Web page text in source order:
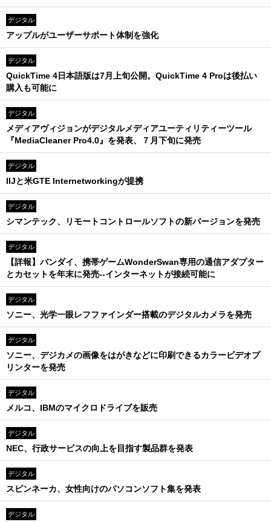
デジタル
アップルがユーザーサポート体制を強化
デジタル
QuickTime 4日本語版は7月上旬公開。QuickTime 4 Proは後払い
購入も可能に
デジタル
メディアヴィジョンがデジタルメディアユーティリティーツール
『MediaCleaner Pro4.0』を発表、７月下旬に発売
デジタル
IIJと米GTE Internetworkingが提携
デジタル
シマンテック、リモートコントロールソフトの新バージョンを発売
デジタル
【詳報】バンダイ、携帯ゲームWonderSwan専用の通信アダプター
とカセットを年末に発売--インターネットが接続可能に
デジタル
ソニー、光学一眼レフファインダー搭載のデジタルカメラを発売
デジタル
ソニー、デジカメの画像をはがきなどに印刷できるカラービデオプ
リンターを発売
デジタル
メルコ、IBMのマイクロドライブを販売
デジタル
NEC、行政サービスの向上を目指す製品群を発表
デジタル
スピンネーカ、女性向けのパソコンソフト集を発表
デジタル